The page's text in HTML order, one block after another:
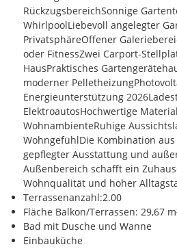
RückzugsbereichSonnige
WhirlpoolLiebevoll angelegter
PrivatsphäreOffener
oder FitnessZwei Carport-
HausPraktisches
moderner
Energieunterstützung
ElektroautosHochwertige
WohnambienteRuhige
WohngefühlDie Kombination
gepflegter Ausstattung und
Außenbereich schafft ein
Wohnqualität und hoher
Terrassenanzahl:2.00
Fläche Balkon/Terrassen: 29,67
Bad mit Dusche und Wanne
Einbauküche